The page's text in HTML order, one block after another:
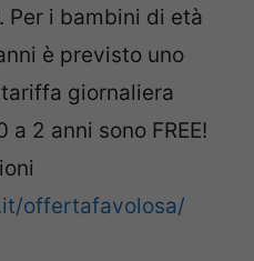
. Per i bambini di età
è previsto uno
giornaliera
2 anni sono FREE!
offertafavolosa/